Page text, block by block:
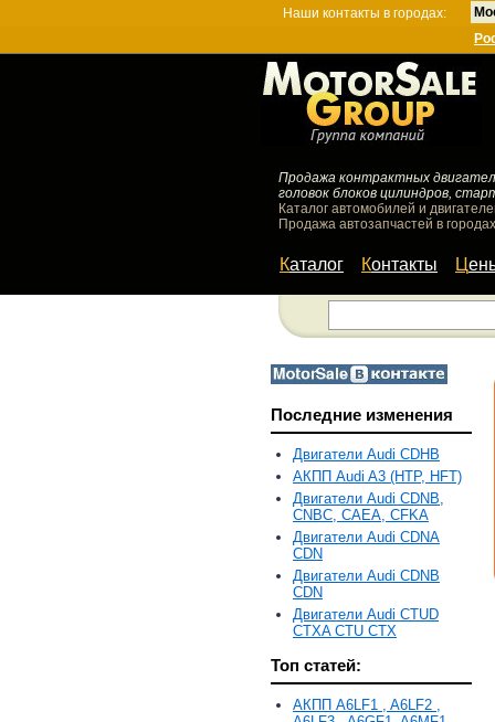
Наши контакты в городах:
Продажа контрактных
головок блоков цилиндров,
Каталог автомобилей и
Продажа автозапчастей в
Каталог Контакты
Последние изменения
Двигатели Audi CDHB
АКПП Audi A3 (HTP, HFT)
Двигатели Audi CDNB,
CNBC, CAEA, CFKA
Двигатели Audi CDNA
CDN
Двигатели Audi CDNB
CDN
Двигатели Audi CTUD
CTXA CTU CTX
Топ статей:
АКПП A6LF1 , A6LF2 ,